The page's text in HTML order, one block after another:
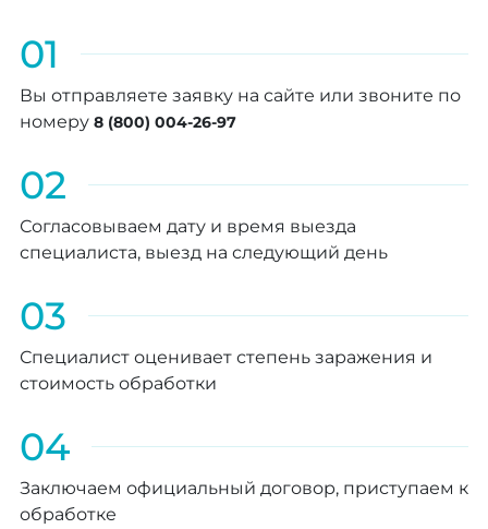
01
Вы отправляете заявку на сайте или звоните по
номеру 8 (800) 004-26-97
02
Согласовываем дату и время выезда
специалиста, выезд на следующий день
03
Специалист оценивает степень заражения и
стоимость обработки
04
Заключаем официальный договор, приступаем к
обработке